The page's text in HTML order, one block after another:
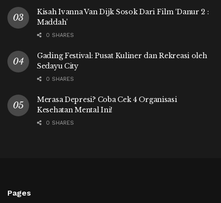
Kisah Ivanna Van Dijk Sosok Dari Film ‘Danur 2 :
Maddah’
0 SHARES
Gading Festival: Pusat Kuliner dan Rekreasi oleh
Sedayu City
0 SHARES
Merasa Depresi? Coba Cek 4 Organisasi
Kesehatan Mental Ini!
0 SHARES
Pages